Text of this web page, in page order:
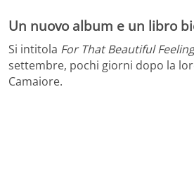
Un nuovo album e un libro
Si intitola For That Beautiful Feeling
settembre, pochi giorni dopo la
Camaiore.